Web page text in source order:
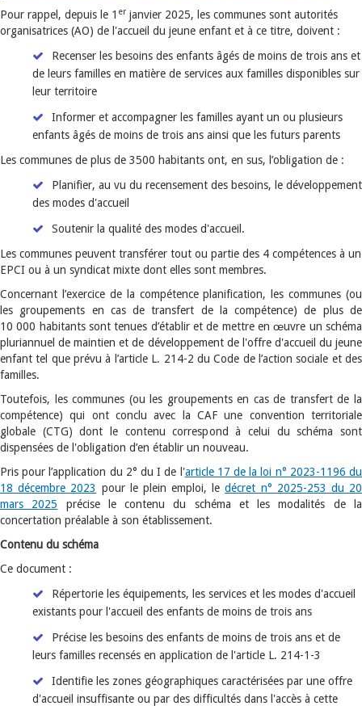
Pour rappel, depuis le 1 er janvier 2025, les communes sont autorités
organisatrices (AO) de l'accueil du jeune enfant et à ce titre, doivent :
Recenser les besoins des enfants âgés de moins de trois ans et
de leurs familles en matière de services aux familles disponibles sur
leur territoire
Informer et accompagner les familles ayant un ou plusieurs
enfants âgés de moins de trois ans ainsi que les futurs parents
Les communes de plus de 3500 habitants ont, en sus, l’obligation de :
Planifier, au vu du recensement des besoins, le développement
des modes d'accueil
Soutenir la qualité des modes d'accueil.
Les communes peuvent transférer tout ou partie des 4 compétences à un
EPCI ou à un syndicat mixte dont elles sont membres.
Concernant l’exercice de la compétence planification, les communes (ou
les groupements en cas de transfert de la compétence) de plus de
10 000 habitants sont tenues d’établir et de mettre en œuvre un schéma
pluriannuel de maintien et de développement de l'offre d'accueil du jeune
enfant tel que prévu à l’article L. 214-2 du Code de l’action sociale et des
familles.
Toutefois, les communes (ou les groupements en cas de transfert de la
compétence) qui ont conclu avec la CAF une convention territoriale
globale (CTG) dont le contenu correspond à celui du schéma sont
dispensées de l'obligation d’en établir un nouveau.
Pris pour l’application du 2° du I de l'article 17 de la loi n° 2023-1196 du
18 décembre 2023 pour le plein emploi, ledécret n° 2025-253 du 20
mars 2025 précise le contenu du schéma et les modalités de la
concertation préalable à son établissement.
Contenu du schéma
Ce document :
Répertorie les équipements, les services et les modes d'accueil
existants pour l'accueil des enfants de moins de trois ans
Précise les besoins des enfants de moins de trois ans et de
leurs familles recensés en application de l'article L. 214-1-3
Identifie les zones géographiques caractérisées par une offre
d'accueil insuffisante ou par des difficultés dans l'accès à cette